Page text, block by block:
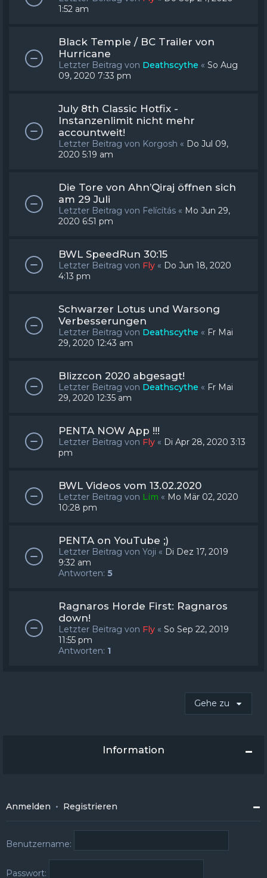
1:52 am
Black Temple / BC Trailer von
Hurricane
Letzter Beitrag von Deathscythe « So Aug
09, 2020 7:33 pm
July 8th Classic Hotfix -
Instanzenlimit nicht mehr
accountweit!
Letzter Beitrag von Korgosh « Do Jul 09,
2020 5:19 am
Die Tore von Ahn’Qiraj öffnen sich
am 29 Juli
Letzter Beitrag von Felícítás « Mo Jun 29,
2020 6:51 pm
BWL SpeedRun 30:15
Letzter Beitrag von Fly « Do Jun 18, 2020
4:13 pm
Schwarzer Lotus und Warsong
Verbesserungen
Letzter Beitrag von Deathscythe « Fr Mai
29, 2020 12:43 am
Blizzcon 2020 abgesagt!
Letzter Beitrag von Deathscythe « Fr Mai
29, 2020 12:35 am
PENTA NOW App !!!
Letzter Beitrag von Fly « Di Apr 28, 2020 3:13
pm
BWL Videos vom 13.02.2020
Letzter Beitrag von Lim « Mo Mär 02, 2020
10:28 pm
PENTA on YouTube ;)
Letzter Beitrag von Yoji « Di Dez 17, 2019
9:32 am
Antworten: 5
Ragnaros Horde First: Ragnaros
down!
Letzter Beitrag von Fly « So Sep 22, 2019
11:55 pm
Antworten: 1
Gehe zu
Information
Anmelden • Registrieren
Benutzername:
Passwort: